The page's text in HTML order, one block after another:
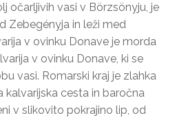
očarljivih vasi v Börzsönyju, je
Zebegényja in leži med
v ovinku Donave je morda
v ovinku Donave, ki se
vasi. Romarski kraj je zlahka
kalvarijska cesta in baročna
v slikovito pokrajino lip, od